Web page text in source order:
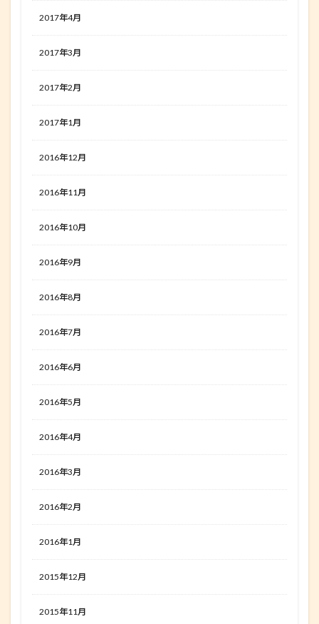
2017年4月
2017年3月
2017年2月
2017年1月
2016年12月
2016年11月
2016年10月
2016年9月
2016年8月
2016年7月
2016年6月
2016年5月
2016年4月
2016年3月
2016年2月
2016年1月
2015年12月
2015年11月